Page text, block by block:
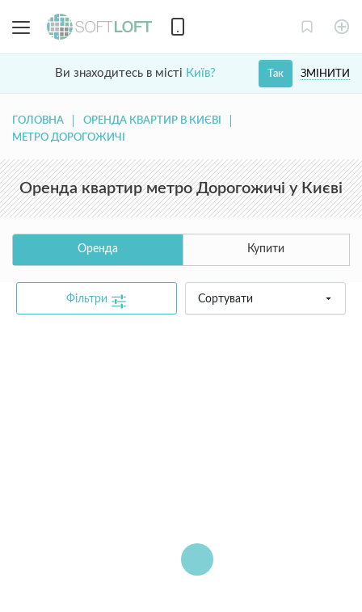
Ви знаходитесь в місті Київ? ЗМІНИТИ
Так
ГОЛОВНА
ОРЕНДА КВАРТИР В КИЄВІ
МЕТРО ДОРОГОЖИЧІ
Оренда квартир метро Дорогожичі у Києві
Оренда Купити
Фільтри Сортувати